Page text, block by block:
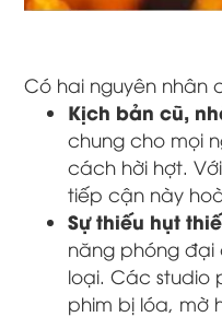
Có hai nguyên nhân
Kịch bản cũ,
chung cho mọi
cách hời hợt.
tiếp cận này
Sự thiếu hụt
năng phóng đại
loại. Các studio
phim bị lóa, mờ